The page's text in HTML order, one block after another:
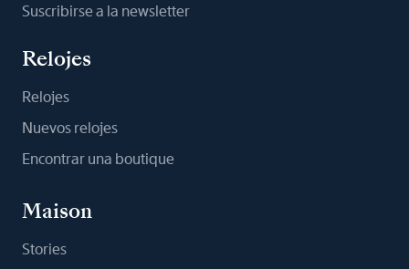
Suscribirse a la newsletter
Relojes
Relojes
Nuevos relojes
Encontrar una boutique
Maison
Stories